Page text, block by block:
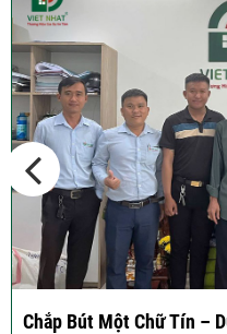
Chắp Bút Một Chữ Tín –